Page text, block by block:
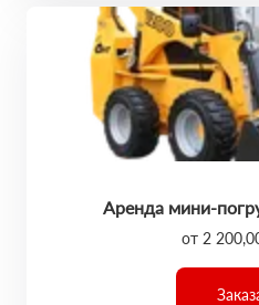
Аренда мини-
от 2